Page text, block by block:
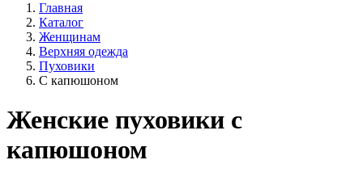
Главная
Каталог
Женщинам
Верхняя одежда
Пуховики
С капюшоном
Женские пуховики с
капюшоном